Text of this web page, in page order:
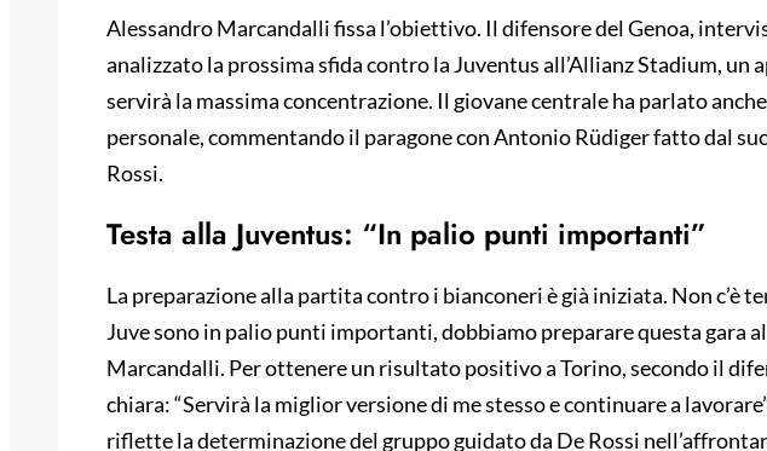
Alessandro Marcandalli fissa l’obiettivo. Il difensore del Genoa,
analizzato la prossima sfida contro la Juventus all’Allianz Stadium, un
servirà la massima concentrazione. Il giovane centrale ha parlato
personale, commentando il paragone con Antonio Rüdiger fatto dal
Rossi.
Testa alla Juventus: “In palio punti importanti”
La preparazione alla partita contro i bianconeri è già iniziata. Non c’è
Juve sono in palio punti importanti, dobbiamo preparare questa gara
Marcandalli. Per ottenere un risultato positivo a Torino, secondo il
chiara: “Servirà la miglior versione di me stesso e continuare a
riflette la determinazione del gruppo guidato da De Rossi